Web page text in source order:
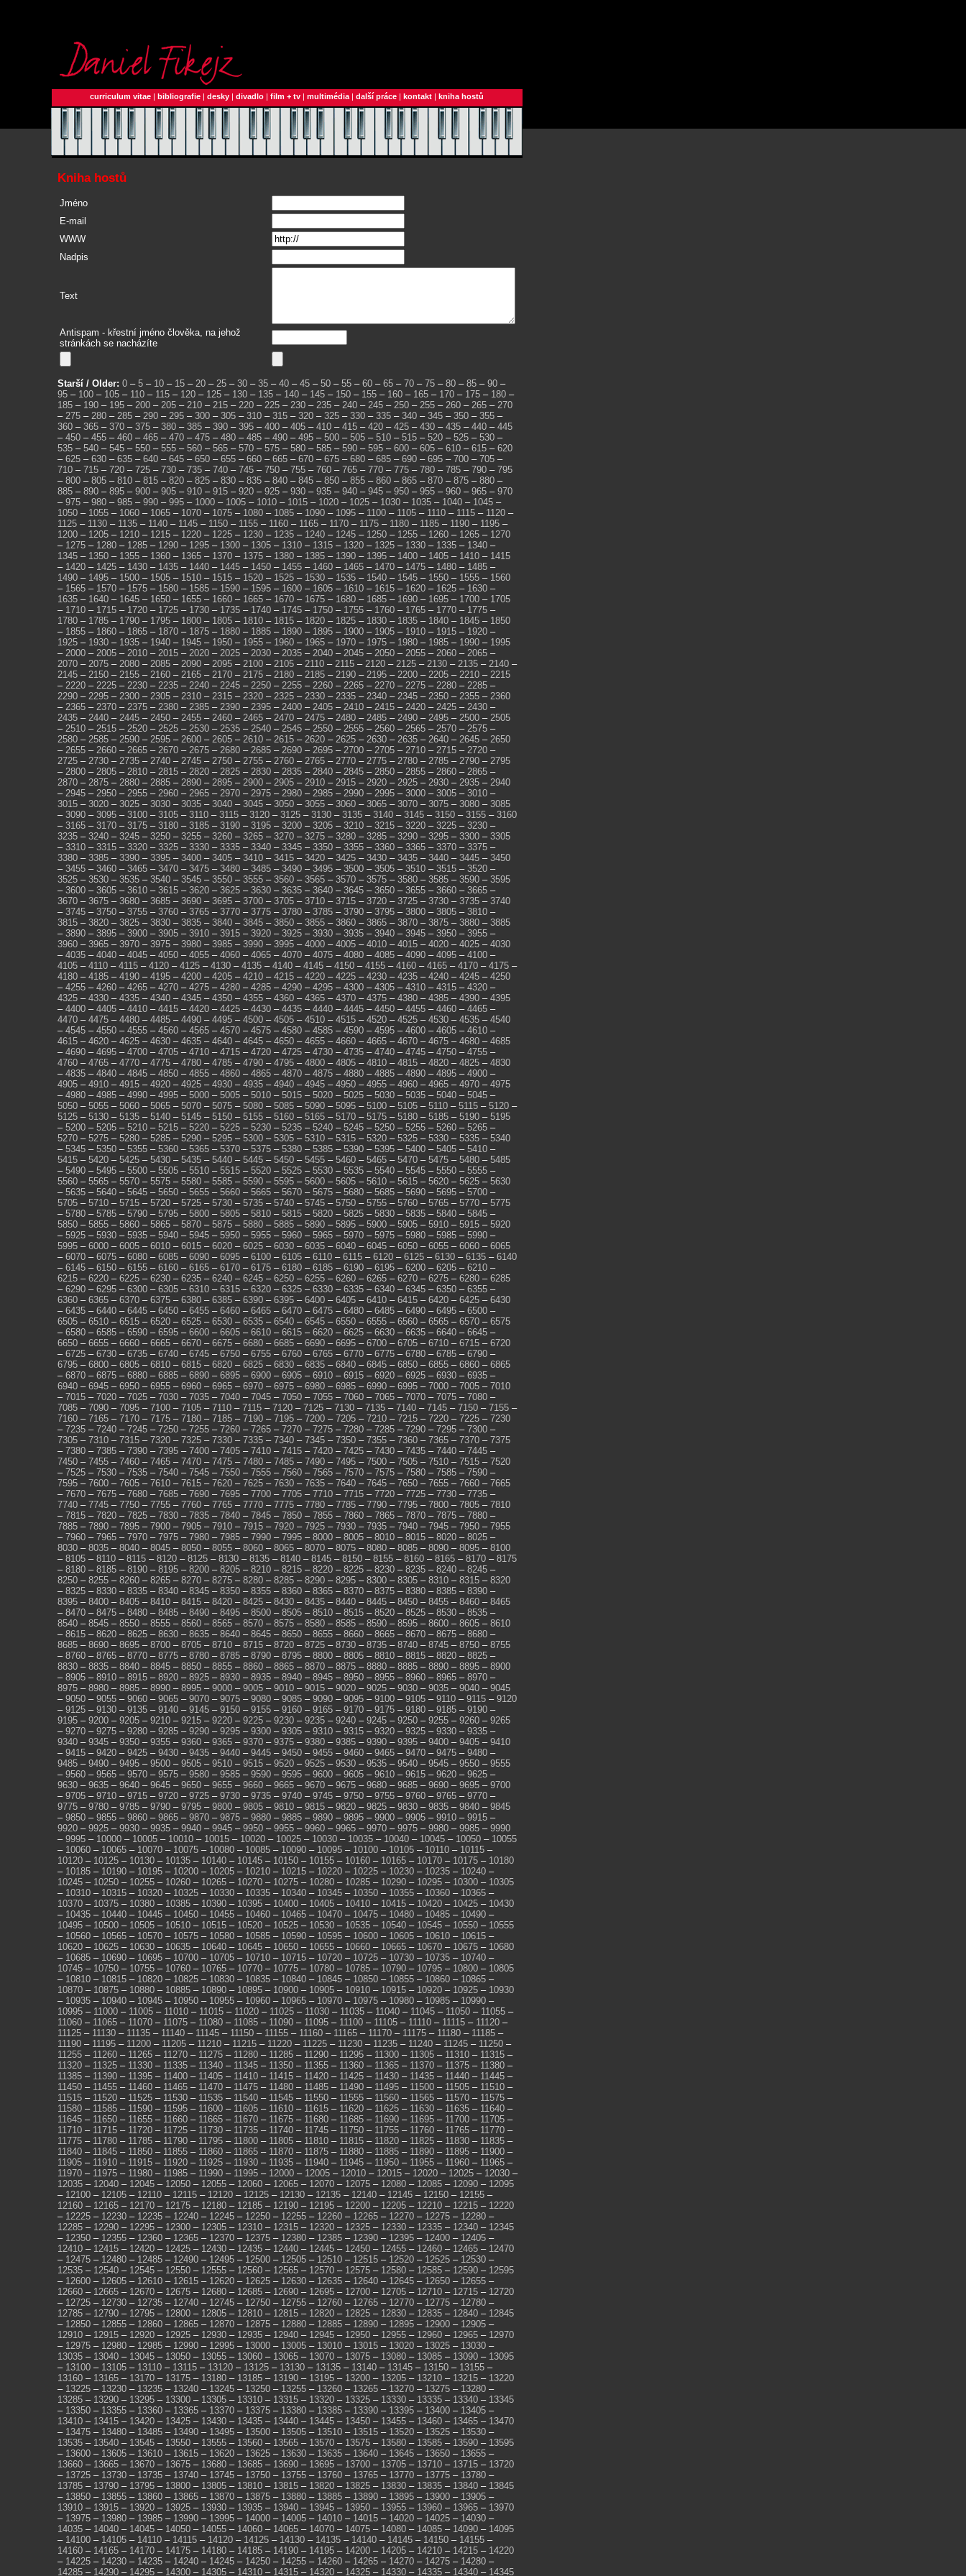
curriculum vitae | bibliografie | desky | divadlo | film + tv | multimédia | další práce | kontakt | kniha hostů
Kniha hostů
Jméno
E-mail
WWW
Nadpis
Text
Antispam - křestní jméno člověka, na jehož
stránkách se nacházíte
Starší / Older: 0 – 5 – 10 – 15 – 20 – 25 – 30 – 35 – 40 – 45 – 50 – 55 – 60 – 65 – 70 – 75 – 80 – 85 – 90 –
95 – 100 – 105 – 110 – 115 – 120 – 125 – 130 – 135 – 140 – 145 – 150 – 155 – 160 – 165 – 170 – 175 – 180 –
185 – 190 – 195 – 200 – 205 – 210 – 215 – 220 – 225 – 230 – 235 – 240 – 245 – 250 – 255 – 260 – 265 – 270
– 275 – 280 – 285 – 290 – 295 – 300 – 305 – 310 – 315 – 320 – 325 – 330 – 335 – 340 – 345 – 350 – 355 –
360 – 365 – 370 – 375 – 380 – 385 – 390 – 395 – 400 – 405 – 410 – 415 – 420 – 425 – 430 – 435 – 440 – 445
– 450 – 455 – 460 – 465 – 470 – 475 – 480 – 485 – 490 – 495 – 500 – 505 – 510 – 515 – 520 – 525 – 530 –
535 – 540 – 545 – 550 – 555 – 560 – 565 – 570 – 575 – 580 – 585 – 590 – 595 – 600 – 605 – 610 – 615 – 620
– 625 – 630 – 635 – 640 – 645 – 650 – 655 – 660 – 665 – 670 – 675 – 680 – 685 – 690 – 695 – 700 – 705 –
710 – 715 – 720 – 725 – 730 – 735 – 740 – 745 – 750 – 755 – 760 – 765 – 770 – 775 – 780 – 785 – 790 – 795
– 800 – 805 – 810 – 815 – 820 – 825 – 830 – 835 – 840 – 845 – 850 – 855 – 860 – 865 – 870 – 875 – 880 –
885 – 890 – 895 – 900 – 905 – 910 – 915 – 920 – 925 – 930 – 935 – 940 – 945 – 950 – 955 – 960 – 965 – 970
– 975 – 980 – 985 – 990 – 995 – 1000 – 1005 – 1010 – 1015 – 1020 – 1025 – 1030 – 1035 – 1040 – 1045 –
1050 – 1055 – 1060 – 1065 – 1070 – 1075 – 1080 – 1085 – 1090 – 1095 – 1100 – 1105 – 1110 – 1115 – 1120 –
1125 – 1130 – 1135 – 1140 – 1145 – 1150 – 1155 – 1160 – 1165 – 1170 – 1175 – 1180 – 1185 – 1190 – 1195 –
1200 – 1205 – 1210 – 1215 – 1220 – 1225 – 1230 – 1235 – 1240 – 1245 – 1250 – 1255 – 1260 – 1265 – 1270
– 1275 – 1280 – 1285 – 1290 – 1295 – 1300 – 1305 – 1310 – 1315 – 1320 – 1325 – 1330 – 1335 – 1340 –
1345 – 1350 – 1355 – 1360 – 1365 – 1370 – 1375 – 1380 – 1385 – 1390 – 1395 – 1400 – 1405 – 1410 – 1415
– 1420 – 1425 – 1430 – 1435 – 1440 – 1445 – 1450 – 1455 – 1460 – 1465 – 1470 – 1475 – 1480 – 1485 –
1490 – 1495 – 1500 – 1505 – 1510 – 1515 – 1520 – 1525 – 1530 – 1535 – 1540 – 1545 – 1550 – 1555 – 1560
– 1565 – 1570 – 1575 – 1580 – 1585 – 1590 – 1595 – 1600 – 1605 – 1610 – 1615 – 1620 – 1625 – 1630 –
1635 – 1640 – 1645 – 1650 – 1655 – 1660 – 1665 – 1670 – 1675 – 1680 – 1685 – 1690 – 1695 – 1700 – 1705
– 1710 – 1715 – 1720 – 1725 – 1730 – 1735 – 1740 – 1745 – 1750 – 1755 – 1760 – 1765 – 1770 – 1775 –
1780 – 1785 – 1790 – 1795 – 1800 – 1805 – 1810 – 1815 – 1820 – 1825 – 1830 – 1835 – 1840 – 1845 – 1850
– 1855 – 1860 – 1865 – 1870 – 1875 – 1880 – 1885 – 1890 – 1895 – 1900 – 1905 – 1910 – 1915 – 1920 –
1925 – 1930 – 1935 – 1940 – 1945 – 1950 – 1955 – 1960 – 1965 – 1970 – 1975 – 1980 – 1985 – 1990 – 1995
– 2000 – 2005 – 2010 – 2015 – 2020 – 2025 – 2030 – 2035 – 2040 – 2045 – 2050 – 2055 – 2060 – 2065 –
2070 – 2075 – 2080 – 2085 – 2090 – 2095 – 2100 – 2105 – 2110 – 2115 – 2120 – 2125 – 2130 – 2135 – 2140 –
2145 – 2150 – 2155 – 2160 – 2165 – 2170 – 2175 – 2180 – 2185 – 2190 – 2195 – 2200 – 2205 – 2210 – 2215
– 2220 – 2225 – 2230 – 2235 – 2240 – 2245 – 2250 – 2255 – 2260 – 2265 – 2270 – 2275 – 2280 – 2285 –
2290 – 2295 – 2300 – 2305 – 2310 – 2315 – 2320 – 2325 – 2330 – 2335 – 2340 – 2345 – 2350 – 2355 – 2360
– 2365 – 2370 – 2375 – 2380 – 2385 – 2390 – 2395 – 2400 – 2405 – 2410 – 2415 – 2420 – 2425 – 2430 –
2435 – 2440 – 2445 – 2450 – 2455 – 2460 – 2465 – 2470 – 2475 – 2480 – 2485 – 2490 – 2495 – 2500 – 2505
– 2510 – 2515 – 2520 – 2525 – 2530 – 2535 – 2540 – 2545 – 2550 – 2555 – 2560 – 2565 – 2570 – 2575 –
2580 – 2585 – 2590 – 2595 – 2600 – 2605 – 2610 – 2615 – 2620 – 2625 – 2630 – 2635 – 2640 – 2645 – 2650
– 2655 – 2660 – 2665 – 2670 – 2675 – 2680 – 2685 – 2690 – 2695 – 2700 – 2705 – 2710 – 2715 – 2720 –
2725 – 2730 – 2735 – 2740 – 2745 – 2750 – 2755 – 2760 – 2765 – 2770 – 2775 – 2780 – 2785 – 2790 – 2795
– 2800 – 2805 – 2810 – 2815 – 2820 – 2825 – 2830 – 2835 – 2840 – 2845 – 2850 – 2855 – 2860 – 2865 –
2870 – 2875 – 2880 – 2885 – 2890 – 2895 – 2900 – 2905 – 2910 – 2915 – 2920 – 2925 – 2930 – 2935 – 2940
– 2945 – 2950 – 2955 – 2960 – 2965 – 2970 – 2975 – 2980 – 2985 – 2990 – 2995 – 3000 – 3005 – 3010 –
3015 – 3020 – 3025 – 3030 – 3035 – 3040 – 3045 – 3050 – 3055 – 3060 – 3065 – 3070 – 3075 – 3080 – 3085
– 3090 – 3095 – 3100 – 3105 – 3110 – 3115 – 3120 – 3125 – 3130 – 3135 – 3140 – 3145 – 3150 – 3155 – 3160
– 3165 – 3170 – 3175 – 3180 – 3185 – 3190 – 3195 – 3200 – 3205 – 3210 – 3215 – 3220 – 3225 – 3230 –
3235 – 3240 – 3245 – 3250 – 3255 – 3260 – 3265 – 3270 – 3275 – 3280 – 3285 – 3290 – 3295 – 3300 – 3305
– 3310 – 3315 – 3320 – 3325 – 3330 – 3335 – 3340 – 3345 – 3350 – 3355 – 3360 – 3365 – 3370 – 3375 –
3380 – 3385 – 3390 – 3395 – 3400 – 3405 – 3410 – 3415 – 3420 – 3425 – 3430 – 3435 – 3440 – 3445 – 3450
– 3455 – 3460 – 3465 – 3470 – 3475 – 3480 – 3485 – 3490 – 3495 – 3500 – 3505 – 3510 – 3515 – 3520 –
3525 – 3530 – 3535 – 3540 – 3545 – 3550 – 3555 – 3560 – 3565 – 3570 – 3575 – 3580 – 3585 – 3590 – 3595
– 3600 – 3605 – 3610 – 3615 – 3620 – 3625 – 3630 – 3635 – 3640 – 3645 – 3650 – 3655 – 3660 – 3665 –
3670 – 3675 – 3680 – 3685 – 3690 – 3695 – 3700 – 3705 – 3710 – 3715 – 3720 – 3725 – 3730 – 3735 – 3740
– 3745 – 3750 – 3755 – 3760 – 3765 – 3770 – 3775 – 3780 – 3785 – 3790 – 3795 – 3800 – 3805 – 3810 –
3815 – 3820 – 3825 – 3830 – 3835 – 3840 – 3845 – 3850 – 3855 – 3860 – 3865 – 3870 – 3875 – 3880 – 3885
– 3890 – 3895 – 3900 – 3905 – 3910 – 3915 – 3920 – 3925 – 3930 – 3935 – 3940 – 3945 – 3950 – 3955 –
3960 – 3965 – 3970 – 3975 – 3980 – 3985 – 3990 – 3995 – 4000 – 4005 – 4010 – 4015 – 4020 – 4025 – 4030
– 4035 – 4040 – 4045 – 4050 – 4055 – 4060 – 4065 – 4070 – 4075 – 4080 – 4085 – 4090 – 4095 – 4100 –
4105 – 4110 – 4115 – 4120 – 4125 – 4130 – 4135 – 4140 – 4145 – 4150 – 4155 – 4160 – 4165 – 4170 – 4175 –
4180 – 4185 – 4190 – 4195 – 4200 – 4205 – 4210 – 4215 – 4220 – 4225 – 4230 – 4235 – 4240 – 4245 – 4250
– 4255 – 4260 – 4265 – 4270 – 4275 – 4280 – 4285 – 4290 – 4295 – 4300 – 4305 – 4310 – 4315 – 4320 –
4325 – 4330 – 4335 – 4340 – 4345 – 4350 – 4355 – 4360 – 4365 – 4370 – 4375 – 4380 – 4385 – 4390 – 4395
– 4400 – 4405 – 4410 – 4415 – 4420 – 4425 – 4430 – 4435 – 4440 – 4445 – 4450 – 4455 – 4460 – 4465 –
4470 – 4475 – 4480 – 4485 – 4490 – 4495 – 4500 – 4505 – 4510 – 4515 – 4520 – 4525 – 4530 – 4535 – 4540
– 4545 – 4550 – 4555 – 4560 – 4565 – 4570 – 4575 – 4580 – 4585 – 4590 – 4595 – 4600 – 4605 – 4610 –
4615 – 4620 – 4625 – 4630 – 4635 – 4640 – 4645 – 4650 – 4655 – 4660 – 4665 – 4670 – 4675 – 4680 – 4685
– 4690 – 4695 – 4700 – 4705 – 4710 – 4715 – 4720 – 4725 – 4730 – 4735 – 4740 – 4745 – 4750 – 4755 –
4760 – 4765 – 4770 – 4775 – 4780 – 4785 – 4790 – 4795 – 4800 – 4805 – 4810 – 4815 – 4820 – 4825 – 4830
– 4835 – 4840 – 4845 – 4850 – 4855 – 4860 – 4865 – 4870 – 4875 – 4880 – 4885 – 4890 – 4895 – 4900 –
4905 – 4910 – 4915 – 4920 – 4925 – 4930 – 4935 – 4940 – 4945 – 4950 – 4955 – 4960 – 4965 – 4970 – 4975
– 4980 – 4985 – 4990 – 4995 – 5000 – 5005 – 5010 – 5015 – 5020 – 5025 – 5030 – 5035 – 5040 – 5045 –
5050 – 5055 – 5060 – 5065 – 5070 – 5075 – 5080 – 5085 – 5090 – 5095 – 5100 – 5105 – 5110 – 5115 – 5120 –
5125 – 5130 – 5135 – 5140 – 5145 – 5150 – 5155 – 5160 – 5165 – 5170 – 5175 – 5180 – 5185 – 5190 – 5195
– 5200 – 5205 – 5210 – 5215 – 5220 – 5225 – 5230 – 5235 – 5240 – 5245 – 5250 – 5255 – 5260 – 5265 –
5270 – 5275 – 5280 – 5285 – 5290 – 5295 – 5300 – 5305 – 5310 – 5315 – 5320 – 5325 – 5330 – 5335 – 5340
– 5345 – 5350 – 5355 – 5360 – 5365 – 5370 – 5375 – 5380 – 5385 – 5390 – 5395 – 5400 – 5405 – 5410 –
5415 – 5420 – 5425 – 5430 – 5435 – 5440 – 5445 – 5450 – 5455 – 5460 – 5465 – 5470 – 5475 – 5480 – 5485
– 5490 – 5495 – 5500 – 5505 – 5510 – 5515 – 5520 – 5525 – 5530 – 5535 – 5540 – 5545 – 5550 – 5555 –
5560 – 5565 – 5570 – 5575 – 5580 – 5585 – 5590 – 5595 – 5600 – 5605 – 5610 – 5615 – 5620 – 5625 – 5630
– 5635 – 5640 – 5645 – 5650 – 5655 – 5660 – 5665 – 5670 – 5675 – 5680 – 5685 – 5690 – 5695 – 5700 –
5705 – 5710 – 5715 – 5720 – 5725 – 5730 – 5735 – 5740 – 5745 – 5750 – 5755 – 5760 – 5765 – 5770 – 5775
– 5780 – 5785 – 5790 – 5795 – 5800 – 5805 – 5810 – 5815 – 5820 – 5825 – 5830 – 5835 – 5840 – 5845 –
5850 – 5855 – 5860 – 5865 – 5870 – 5875 – 5880 – 5885 – 5890 – 5895 – 5900 – 5905 – 5910 – 5915 – 5920
– 5925 – 5930 – 5935 – 5940 – 5945 – 5950 – 5955 – 5960 – 5965 – 5970 – 5975 – 5980 – 5985 – 5990 –
5995 – 6000 – 6005 – 6010 – 6015 – 6020 – 6025 – 6030 – 6035 – 6040 – 6045 – 6050 – 6055 – 6060 – 6065
– 6070 – 6075 – 6080 – 6085 – 6090 – 6095 – 6100 – 6105 – 6110 – 6115 – 6120 – 6125 – 6130 – 6135 – 6140
– 6145 – 6150 – 6155 – 6160 – 6165 – 6170 – 6175 – 6180 – 6185 – 6190 – 6195 – 6200 – 6205 – 6210 –
6215 – 6220 – 6225 – 6230 – 6235 – 6240 – 6245 – 6250 – 6255 – 6260 – 6265 – 6270 – 6275 – 6280 – 6285
– 6290 – 6295 – 6300 – 6305 – 6310 – 6315 – 6320 – 6325 – 6330 – 6335 – 6340 – 6345 – 6350 – 6355 –
6360 – 6365 – 6370 – 6375 – 6380 – 6385 – 6390 – 6395 – 6400 – 6405 – 6410 – 6415 – 6420 – 6425 – 6430
– 6435 – 6440 – 6445 – 6450 – 6455 – 6460 – 6465 – 6470 – 6475 – 6480 – 6485 – 6490 – 6495 – 6500 –
6505 – 6510 – 6515 – 6520 – 6525 – 6530 – 6535 – 6540 – 6545 – 6550 – 6555 – 6560 – 6565 – 6570 – 6575
– 6580 – 6585 – 6590 – 6595 – 6600 – 6605 – 6610 – 6615 – 6620 – 6625 – 6630 – 6635 – 6640 – 6645 –
6650 – 6655 – 6660 – 6665 – 6670 – 6675 – 6680 – 6685 – 6690 – 6695 – 6700 – 6705 – 6710 – 6715 – 6720
– 6725 – 6730 – 6735 – 6740 – 6745 – 6750 – 6755 – 6760 – 6765 – 6770 – 6775 – 6780 – 6785 – 6790 –
6795 – 6800 – 6805 – 6810 – 6815 – 6820 – 6825 – 6830 – 6835 – 6840 – 6845 – 6850 – 6855 – 6860 – 6865
– 6870 – 6875 – 6880 – 6885 – 6890 – 6895 – 6900 – 6905 – 6910 – 6915 – 6920 – 6925 – 6930 – 6935 –
6940 – 6945 – 6950 – 6955 – 6960 – 6965 – 6970 – 6975 – 6980 – 6985 – 6990 – 6995 – 7000 – 7005 – 7010
– 7015 – 7020 – 7025 – 7030 – 7035 – 7040 – 7045 – 7050 – 7055 – 7060 – 7065 – 7070 – 7075 – 7080 –
7085 – 7090 – 7095 – 7100 – 7105 – 7110 – 7115 – 7120 – 7125 – 7130 – 7135 – 7140 – 7145 – 7150 – 7155 –
7160 – 7165 – 7170 – 7175 – 7180 – 7185 – 7190 – 7195 – 7200 – 7205 – 7210 – 7215 – 7220 – 7225 – 7230
– 7235 – 7240 – 7245 – 7250 – 7255 – 7260 – 7265 – 7270 – 7275 – 7280 – 7285 – 7290 – 7295 – 7300 –
7305 – 7310 – 7315 – 7320 – 7325 – 7330 – 7335 – 7340 – 7345 – 7350 – 7355 – 7360 – 7365 – 7370 – 7375
– 7380 – 7385 – 7390 – 7395 – 7400 – 7405 – 7410 – 7415 – 7420 – 7425 – 7430 – 7435 – 7440 – 7445 –
7450 – 7455 – 7460 – 7465 – 7470 – 7475 – 7480 – 7485 – 7490 – 7495 – 7500 – 7505 – 7510 – 7515 – 7520
– 7525 – 7530 – 7535 – 7540 – 7545 – 7550 – 7555 – 7560 – 7565 – 7570 – 7575 – 7580 – 7585 – 7590 –
7595 – 7600 – 7605 – 7610 – 7615 – 7620 – 7625 – 7630 – 7635 – 7640 – 7645 – 7650 – 7655 – 7660 – 7665
– 7670 – 7675 – 7680 – 7685 – 7690 – 7695 – 7700 – 7705 – 7710 – 7715 – 7720 – 7725 – 7730 – 7735 –
7740 – 7745 – 7750 – 7755 – 7760 – 7765 – 7770 – 7775 – 7780 – 7785 – 7790 – 7795 – 7800 – 7805 – 7810
– 7815 – 7820 – 7825 – 7830 – 7835 – 7840 – 7845 – 7850 – 7855 – 7860 – 7865 – 7870 – 7875 – 7880 –
7885 – 7890 – 7895 – 7900 – 7905 – 7910 – 7915 – 7920 – 7925 – 7930 – 7935 – 7940 – 7945 – 7950 – 7955
– 7960 – 7965 – 7970 – 7975 – 7980 – 7985 – 7990 – 7995 – 8000 – 8005 – 8010 – 8015 – 8020 – 8025 –
8030 – 8035 – 8040 – 8045 – 8050 – 8055 – 8060 – 8065 – 8070 – 8075 – 8080 – 8085 – 8090 – 8095 – 8100
– 8105 – 8110 – 8115 – 8120 – 8125 – 8130 – 8135 – 8140 – 8145 – 8150 – 8155 – 8160 – 8165 – 8170 – 8175
– 8180 – 8185 – 8190 – 8195 – 8200 – 8205 – 8210 – 8215 – 8220 – 8225 – 8230 – 8235 – 8240 – 8245 –
8250 – 8255 – 8260 – 8265 – 8270 – 8275 – 8280 – 8285 – 8290 – 8295 – 8300 – 8305 – 8310 – 8315 – 8320
– 8325 – 8330 – 8335 – 8340 – 8345 – 8350 – 8355 – 8360 – 8365 – 8370 – 8375 – 8380 – 8385 – 8390 –
8395 – 8400 – 8405 – 8410 – 8415 – 8420 – 8425 – 8430 – 8435 – 8440 – 8445 – 8450 – 8455 – 8460 – 8465
– 8470 – 8475 – 8480 – 8485 – 8490 – 8495 – 8500 – 8505 – 8510 – 8515 – 8520 – 8525 – 8530 – 8535 –
8540 – 8545 – 8550 – 8555 – 8560 – 8565 – 8570 – 8575 – 8580 – 8585 – 8590 – 8595 – 8600 – 8605 – 8610
– 8615 – 8620 – 8625 – 8630 – 8635 – 8640 – 8645 – 8650 – 8655 – 8660 – 8665 – 8670 – 8675 – 8680 –
8685 – 8690 – 8695 – 8700 – 8705 – 8710 – 8715 – 8720 – 8725 – 8730 – 8735 – 8740 – 8745 – 8750 – 8755
– 8760 – 8765 – 8770 – 8775 – 8780 – 8785 – 8790 – 8795 – 8800 – 8805 – 8810 – 8815 – 8820 – 8825 –
8830 – 8835 – 8840 – 8845 – 8850 – 8855 – 8860 – 8865 – 8870 – 8875 – 8880 – 8885 – 8890 – 8895 – 8900
– 8905 – 8910 – 8915 – 8920 – 8925 – 8930 – 8935 – 8940 – 8945 – 8950 – 8955 – 8960 – 8965 – 8970 –
8975 – 8980 – 8985 – 8990 – 8995 – 9000 – 9005 – 9010 – 9015 – 9020 – 9025 – 9030 – 9035 – 9040 – 9045
– 9050 – 9055 – 9060 – 9065 – 9070 – 9075 – 9080 – 9085 – 9090 – 9095 – 9100 – 9105 – 9110 – 9115 – 9120
– 9125 – 9130 – 9135 – 9140 – 9145 – 9150 – 9155 – 9160 – 9165 – 9170 – 9175 – 9180 – 9185 – 9190 –
9195 – 9200 – 9205 – 9210 – 9215 – 9220 – 9225 – 9230 – 9235 – 9240 – 9245 – 9250 – 9255 – 9260 – 9265
– 9270 – 9275 – 9280 – 9285 – 9290 – 9295 – 9300 – 9305 – 9310 – 9315 – 9320 – 9325 – 9330 – 9335 –
9340 – 9345 – 9350 – 9355 – 9360 – 9365 – 9370 – 9375 – 9380 – 9385 – 9390 – 9395 – 9400 – 9405 – 9410
– 9415 – 9420 – 9425 – 9430 – 9435 – 9440 – 9445 – 9450 – 9455 – 9460 – 9465 – 9470 – 9475 – 9480 –
9485 – 9490 – 9495 – 9500 – 9505 – 9510 – 9515 – 9520 – 9525 – 9530 – 9535 – 9540 – 9545 – 9550 – 9555
– 9560 – 9565 – 9570 – 9575 – 9580 – 9585 – 9590 – 9595 – 9600 – 9605 – 9610 – 9615 – 9620 – 9625 –
9630 – 9635 – 9640 – 9645 – 9650 – 9655 – 9660 – 9665 – 9670 – 9675 – 9680 – 9685 – 9690 – 9695 – 9700
– 9705 – 9710 – 9715 – 9720 – 9725 – 9730 – 9735 – 9740 – 9745 – 9750 – 9755 – 9760 – 9765 – 9770 –
9775 – 9780 – 9785 – 9790 – 9795 – 9800 – 9805 – 9810 – 9815 – 9820 – 9825 – 9830 – 9835 – 9840 – 9845
– 9850 – 9855 – 9860 – 9865 – 9870 – 9875 – 9880 – 9885 – 9890 – 9895 – 9900 – 9905 – 9910 – 9915 –
9920 – 9925 – 9930 – 9935 – 9940 – 9945 – 9950 – 9955 – 9960 – 9965 – 9970 – 9975 – 9980 – 9985 – 9990
– 9995 – 10000 – 10005 – 10010 – 10015 – 10020 – 10025 – 10030 – 10035 – 10040 – 10045 – 10050 – 10055
– 10060 – 10065 – 10070 – 10075 – 10080 – 10085 – 10090 – 10095 – 10100 – 10105 – 10110 – 10115 –
10120 – 10125 – 10130 – 10135 – 10140 – 10145 – 10150 – 10155 – 10160 – 10165 – 10170 – 10175 – 10180
– 10185 – 10190 – 10195 – 10200 – 10205 – 10210 – 10215 – 10220 – 10225 – 10230 – 10235 – 10240 –
10245 – 10250 – 10255 – 10260 – 10265 – 10270 – 10275 – 10280 – 10285 – 10290 – 10295 – 10300 – 10305
– 10310 – 10315 – 10320 – 10325 – 10330 – 10335 – 10340 – 10345 – 10350 – 10355 – 10360 – 10365 –
10370 – 10375 – 10380 – 10385 – 10390 – 10395 – 10400 – 10405 – 10410 – 10415 – 10420 – 10425 – 10430
– 10435 – 10440 – 10445 – 10450 – 10455 – 10460 – 10465 – 10470 – 10475 – 10480 – 10485 – 10490 –
10495 – 10500 – 10505 – 10510 – 10515 – 10520 – 10525 – 10530 – 10535 – 10540 – 10545 – 10550 – 10555
– 10560 – 10565 – 10570 – 10575 – 10580 – 10585 – 10590 – 10595 – 10600 – 10605 – 10610 – 10615 –
10620 – 10625 – 10630 – 10635 – 10640 – 10645 – 10650 – 10655 – 10660 – 10665 – 10670 – 10675 – 10680
– 10685 – 10690 – 10695 – 10700 – 10705 – 10710 – 10715 – 10720 – 10725 – 10730 – 10735 – 10740 –
10745 – 10750 – 10755 – 10760 – 10765 – 10770 – 10775 – 10780 – 10785 – 10790 – 10795 – 10800 – 10805
– 10810 – 10815 – 10820 – 10825 – 10830 – 10835 – 10840 – 10845 – 10850 – 10855 – 10860 – 10865 –
10870 – 10875 – 10880 – 10885 – 10890 – 10895 – 10900 – 10905 – 10910 – 10915 – 10920 – 10925 – 10930
– 10935 – 10940 – 10945 – 10950 – 10955 – 10960 – 10965 – 10970 – 10975 – 10980 – 10985 – 10990 –
10995 – 11000 – 11005 – 11010 – 11015 – 11020 – 11025 – 11030 – 11035 – 11040 – 11045 – 11050 – 11055 –
11060 – 11065 – 11070 – 11075 – 11080 – 11085 – 11090 – 11095 – 11100 – 11105 – 11110 – 11115 – 11120 –
11125 – 11130 – 11135 – 11140 – 11145 – 11150 – 11155 – 11160 – 11165 – 11170 – 11175 – 11180 – 11185 –
11190 – 11195 – 11200 – 11205 – 11210 – 11215 – 11220 – 11225 – 11230 – 11235 – 11240 – 11245 – 11250 –
11255 – 11260 – 11265 – 11270 – 11275 – 11280 – 11285 – 11290 – 11295 – 11300 – 11305 – 11310 – 11315 –
11320 – 11325 – 11330 – 11335 – 11340 – 11345 – 11350 – 11355 – 11360 – 11365 – 11370 – 11375 – 11380 –
11385 – 11390 – 11395 – 11400 – 11405 – 11410 – 11415 – 11420 – 11425 – 11430 – 11435 – 11440 – 11445 –
11450 – 11455 – 11460 – 11465 – 11470 – 11475 – 11480 – 11485 – 11490 – 11495 – 11500 – 11505 – 11510 –
11515 – 11520 – 11525 – 11530 – 11535 – 11540 – 11545 – 11550 – 11555 – 11560 – 11565 – 11570 – 11575 –
11580 – 11585 – 11590 – 11595 – 11600 – 11605 – 11610 – 11615 – 11620 – 11625 – 11630 – 11635 – 11640 –
11645 – 11650 – 11655 – 11660 – 11665 – 11670 – 11675 – 11680 – 11685 – 11690 – 11695 – 11700 – 11705 –
11710 – 11715 – 11720 – 11725 – 11730 – 11735 – 11740 – 11745 – 11750 – 11755 – 11760 – 11765 – 11770 –
11775 – 11780 – 11785 – 11790 – 11795 – 11800 – 11805 – 11810 – 11815 – 11820 – 11825 – 11830 – 11835 –
11840 – 11845 – 11850 – 11855 – 11860 – 11865 – 11870 – 11875 – 11880 – 11885 – 11890 – 11895 – 11900 –
11905 – 11910 – 11915 – 11920 – 11925 – 11930 – 11935 – 11940 – 11945 – 11950 – 11955 – 11960 – 11965 –
11970 – 11975 – 11980 – 11985 – 11990 – 11995 – 12000 – 12005 – 12010 – 12015 – 12020 – 12025 – 12030 –
12035 – 12040 – 12045 – 12050 – 12055 – 12060 – 12065 – 12070 – 12075 – 12080 – 12085 – 12090 – 12095
– 12100 – 12105 – 12110 – 12115 – 12120 – 12125 – 12130 – 12135 – 12140 – 12145 – 12150 – 12155 –
12160 – 12165 – 12170 – 12175 – 12180 – 12185 – 12190 – 12195 – 12200 – 12205 – 12210 – 12215 – 12220
– 12225 – 12230 – 12235 – 12240 – 12245 – 12250 – 12255 – 12260 – 12265 – 12270 – 12275 – 12280 –
12285 – 12290 – 12295 – 12300 – 12305 – 12310 – 12315 – 12320 – 12325 – 12330 – 12335 – 12340 – 12345
– 12350 – 12355 – 12360 – 12365 – 12370 – 12375 – 12380 – 12385 – 12390 – 12395 – 12400 – 12405 –
12410 – 12415 – 12420 – 12425 – 12430 – 12435 – 12440 – 12445 – 12450 – 12455 – 12460 – 12465 – 12470
– 12475 – 12480 – 12485 – 12490 – 12495 – 12500 – 12505 – 12510 – 12515 – 12520 – 12525 – 12530 –
12535 – 12540 – 12545 – 12550 – 12555 – 12560 – 12565 – 12570 – 12575 – 12580 – 12585 – 12590 – 12595
– 12600 – 12605 – 12610 – 12615 – 12620 – 12625 – 12630 – 12635 – 12640 – 12645 – 12650 – 12655 –
12660 – 12665 – 12670 – 12675 – 12680 – 12685 – 12690 – 12695 – 12700 – 12705 – 12710 – 12715 – 12720
– 12725 – 12730 – 12735 – 12740 – 12745 – 12750 – 12755 – 12760 – 12765 – 12770 – 12775 – 12780 –
12785 – 12790 – 12795 – 12800 – 12805 – 12810 – 12815 – 12820 – 12825 – 12830 – 12835 – 12840 – 12845
– 12850 – 12855 – 12860 – 12865 – 12870 – 12875 – 12880 – 12885 – 12890 – 12895 – 12900 – 12905 –
12910 – 12915 – 12920 – 12925 – 12930 – 12935 – 12940 – 12945 – 12950 – 12955 – 12960 – 12965 – 12970
– 12975 – 12980 – 12985 – 12990 – 12995 – 13000 – 13005 – 13010 – 13015 – 13020 – 13025 – 13030 –
13035 – 13040 – 13045 – 13050 – 13055 – 13060 – 13065 – 13070 – 13075 – 13080 – 13085 – 13090 – 13095
– 13100 – 13105 – 13110 – 13115 – 13120 – 13125 – 13130 – 13135 – 13140 – 13145 – 13150 – 13155 –
13160 – 13165 – 13170 – 13175 – 13180 – 13185 – 13190 – 13195 – 13200 – 13205 – 13210 – 13215 – 13220
– 13225 – 13230 – 13235 – 13240 – 13245 – 13250 – 13255 – 13260 – 13265 – 13270 – 13275 – 13280 –
13285 – 13290 – 13295 – 13300 – 13305 – 13310 – 13315 – 13320 – 13325 – 13330 – 13335 – 13340 – 13345
– 13350 – 13355 – 13360 – 13365 – 13370 – 13375 – 13380 – 13385 – 13390 – 13395 – 13400 – 13405 –
13410 – 13415 – 13420 – 13425 – 13430 – 13435 – 13440 – 13445 – 13450 – 13455 – 13460 – 13465 – 13470
– 13475 – 13480 – 13485 – 13490 – 13495 – 13500 – 13505 – 13510 – 13515 – 13520 – 13525 – 13530 –
13535 – 13540 – 13545 – 13550 – 13555 – 13560 – 13565 – 13570 – 13575 – 13580 – 13585 – 13590 – 13595
– 13600 – 13605 – 13610 – 13615 – 13620 – 13625 – 13630 – 13635 – 13640 – 13645 – 13650 – 13655 –
13660 – 13665 – 13670 – 13675 – 13680 – 13685 – 13690 – 13695 – 13700 – 13705 – 13710 – 13715 – 13720
– 13725 – 13730 – 13735 – 13740 – 13745 – 13750 – 13755 – 13760 – 13765 – 13770 – 13775 – 13780 –
13785 – 13790 – 13795 – 13800 – 13805 – 13810 – 13815 – 13820 – 13825 – 13830 – 13835 – 13840 – 13845
– 13850 – 13855 – 13860 – 13865 – 13870 – 13875 – 13880 – 13885 – 13890 – 13895 – 13900 – 13905 –
13910 – 13915 – 13920 – 13925 – 13930 – 13935 – 13940 – 13945 – 13950 – 13955 – 13960 – 13965 – 13970
– 13975 – 13980 – 13985 – 13990 – 13995 – 14000 – 14005 – 14010 – 14015 – 14020 – 14025 – 14030 –
14035 – 14040 – 14045 – 14050 – 14055 – 14060 – 14065 – 14070 – 14075 – 14080 – 14085 – 14090 – 14095
– 14100 – 14105 – 14110 – 14115 – 14120 – 14125 – 14130 – 14135 – 14140 – 14145 – 14150 – 14155 –
14160 – 14165 – 14170 – 14175 – 14180 – 14185 – 14190 – 14195 – 14200 – 14205 – 14210 – 14215 – 14220
– 14225 – 14230 – 14235 – 14240 – 14245 – 14250 – 14255 – 14260 – 14265 – 14270 – 14275 – 14280 –
14285 – 14290 – 14295 – 14300 – 14305 – 14310 – 14315 – 14320 – 14325 – 14330 – 14335 – 14340 – 14345